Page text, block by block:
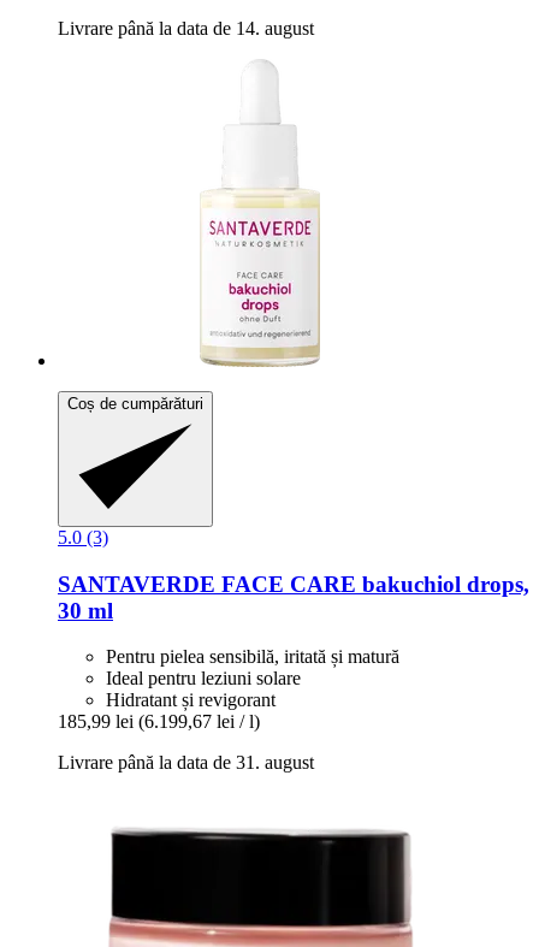
Livrare până la data de 14. august
Coș de cumpărături
5.0 (3)
SANTAVERDE FACE CARE bakuchiol drops,
30 ml
Pentru pielea sensibilă, iritată și matură
Ideal pentru leziuni solare
Hidratant și revigorant
185,99 lei (6.199,67 lei / l)
Livrare până la data de 31. august